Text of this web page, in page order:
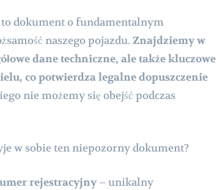
dokument o fundamentalnym
naszego pojazdu. Znajdziemy w
dane techniczne, ale także kluczowe
co potwierdza legalne dopuszczenie
nie możemy się obejść podczas
w sobie ten niepozorny dokument?
rejestracyjny– unikalny